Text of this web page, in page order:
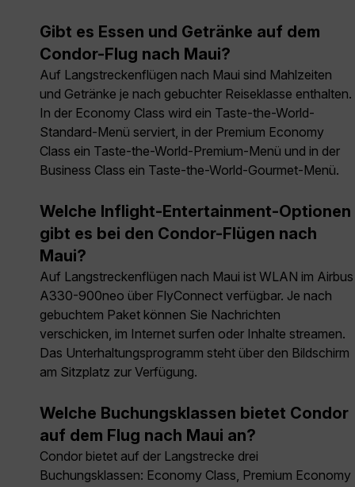
Gibt es Essen und Getränke auf dem
Condor-Flug nach Maui?
Auf Langstreckenflügen nach Maui sind Mahlzeiten
und Getränke je nach gebuchter Reiseklasse enthalten.
In der Economy Class wird ein Taste-the-World-
Standard-Menü serviert, in der Premium Economy
Class ein Taste-the-World-Premium-Menü und in der
Business Class ein Taste-the-World-Gourmet-Menü.
Welche Inflight-Entertainment-Optionen
gibt es bei den Condor-Flügen nach
Maui?
Auf Langstreckenflügen nach Maui ist WLAN im Airbus
A330-900neo über FlyConnect verfügbar. Je nach
gebuchtem Paket können Sie Nachrichten
verschicken, im Internet surfen oder Inhalte streamen.
Das Unterhaltungsprogramm steht über den Bildschirm
am Sitzplatz zur Verfügung.
Welche Buchungsklassen bietet Condor
auf dem Flug nach Maui an?
Condor bietet auf der Langstrecke drei
Buchungsklassen: Economy Class, Premium Economy